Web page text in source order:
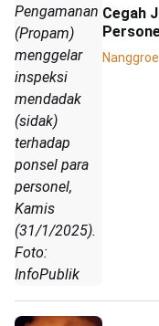
Pengamanan
(Propam)
menggelar
inspeksi
mendadak
(sidak)
terhadap
ponsel para
personel,
Kamis
(31/1/2025).
Foto:
InfoPublik
Cegah
Nanggroe